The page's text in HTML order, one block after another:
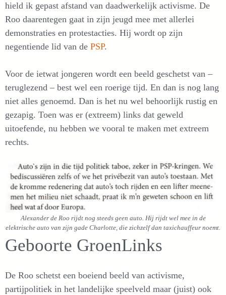
hield ik gepast afstand van daadwerkelijk activisme. De
Roo daarentegen gaat in zijn jeugd mee met allerlei
demonstraties en protestacties. Hij wordt op zijn
negentiende lid van de PSP.
Voor de ietwat jongeren wordt een beeld geschetst van –
teruglezend – best wel een roerige tijd. En dan is nog lang
niet alles genoemd. Dan is het nu wel behoorlijk rustig en
gezapig. Toen was er (extreem) links dat geweld
uitoefende, nu hebben we vooral te maken met extreem
rechts.
Alexander de Roo rijdt nog steeds geen auto. Hij rijdt wel mee in de
elektrische auto van zijn gade Charlotte, die zichzelf dan taxichauffeur noemt.
Geboorte GroenLinks
De Roo schetst een boeiend beeld van activisme,
partijpolitiek in het landelijke speelveld maar (juist) ook